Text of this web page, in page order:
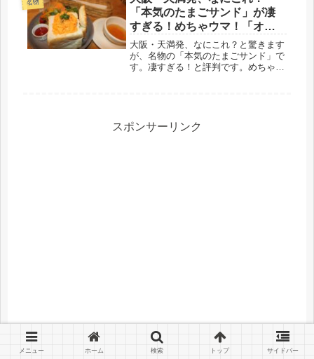
です。
名物
「本気のたまごサンド」が凄
すぎる！めちゃウマ！「オレ
ンジフィールズ」
大阪・天満発、なにこれ？と驚きます
が、名物の「本気のたまごサンド」で
す。凄すぎる！と評判です。めちゃウ
スポンサーリンク
メニュー ホーム 検索 トップ サイドバー